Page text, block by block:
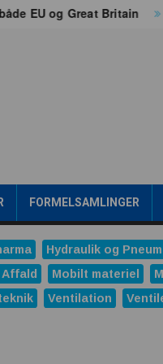
og Great Britain
FORMELSAMLINGER
Hydraulik og
Mobilt materiel
Ventilation